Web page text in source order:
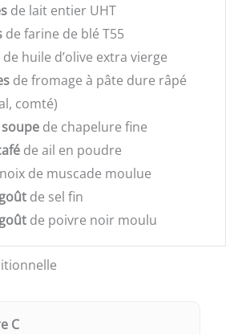
de lait entier UHT
de farine de blé T55
de huile d’olive extra vierge
de fromage à pâte dure râpé
comté)
de chapelure fine
de ail en poudre
de muscade moulue
de sel fin
de poivre noir moulu
C